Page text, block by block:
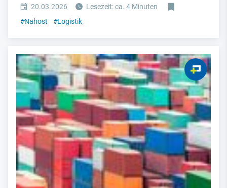
20.03.2026
Lesezeit: ca. 4 Minuten
#Nahost #Logistik